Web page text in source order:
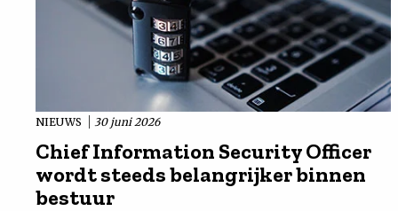
NIEUWS 30 juni 2026
Chief Information Security Officer
wordt steeds belangrijker binnen
bestuur